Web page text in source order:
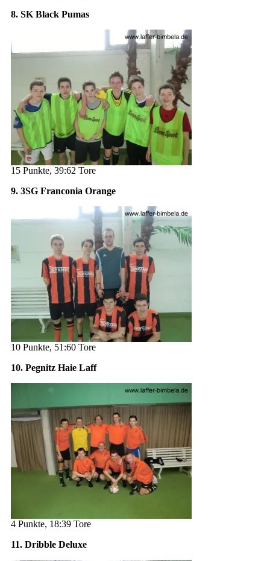
8. SK Black Pumas
15 Punkte, 39:62 Tore
9. 3SG Franconia Orange
10 Punkte, 51:60 Tore
10. Pegnitz Haie Laff
4 Punkte, 18:39 Tore
11. Dribble Deluxe